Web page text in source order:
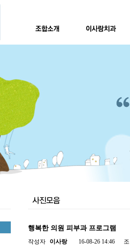
행복한 의원 피부과 프로그램
작성자 이사랑 16-08-26 14:46